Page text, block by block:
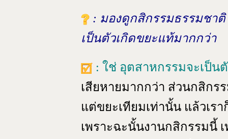
: มองดูกสิกรรมธรรมชา
เป็นตัวเกิดขยะแท้มากกว่า
: ใช่ อุตสาหกรรมจะเป็น
เสียหายมากกว่า ส่วนกสิกร
แต่ขยะเทียมเท่านั้น แล้วเร
เพราะฉะนั้นงานกสิกรรมนี้